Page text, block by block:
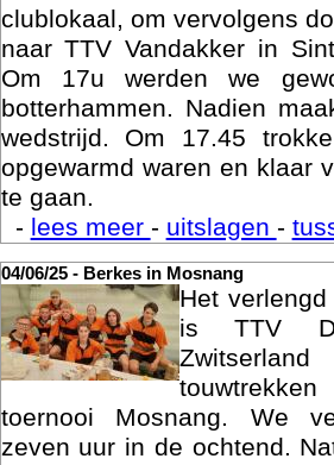
clublokaal, om vervolgens
naar TTV Vandakker in
Om 17u werden we
botterhammen. Nadien
wedstrijd. Om 17.45
opgewarmd waren en klaar
te gaan.
- lees meer - uitslagen -
04/06/25 - Berkes in Mosnang
Het
is TTV
toernooi Mosnang. We
zeven uur in de ochtend.